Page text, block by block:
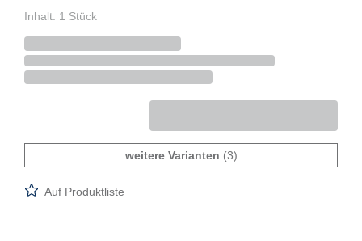
Inhalt: 1 Stück
weitere Varianten (3)
Auf Produktliste